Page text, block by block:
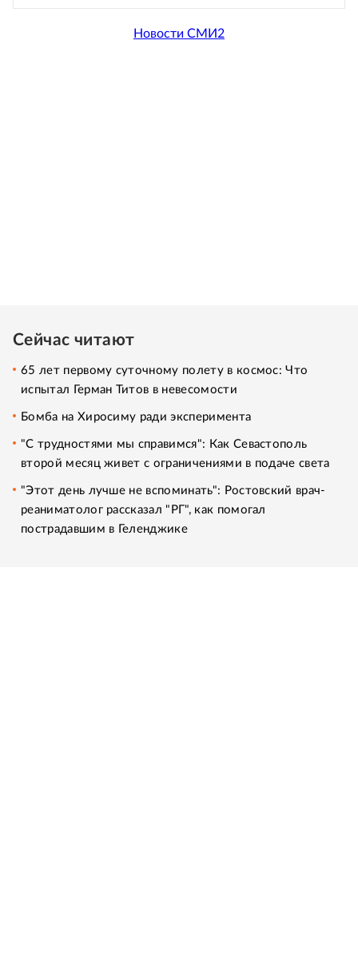
Новости СМИ2
Сейчас читают
65 лет первому суточному полету в космос: Что
испытал Герман Титов в невесомости
Бомба на Хиросиму ради эксперимента
"С трудностями мы справимся": Как Севастополь
второй месяц живет с ограничениями в подаче света
"Этот день лучше не вспоминать": Ростовский врач-
реаниматолог рассказал "РГ", как помогал
пострадавшим в Геленджике